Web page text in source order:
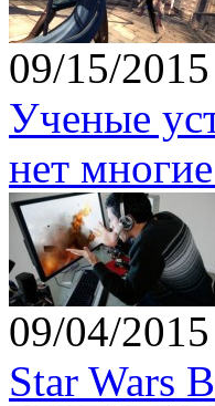
09/15/2015
Ученые
нет
09/04/2015
Star Wars